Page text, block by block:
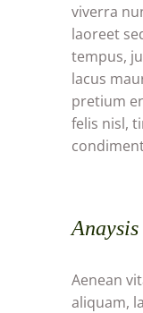
viverra
laoreet
tempus,
lacus
pretium
felis nisl,
Aenean
aliquam,